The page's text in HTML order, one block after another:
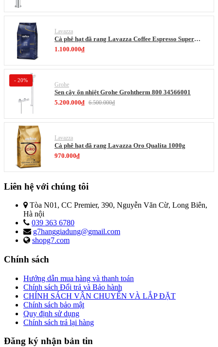
Lavazza
Cà phê hạt đã rang Lavazza Coffee Espresso Super
Crema 1000g Date 12-2027
1.100.000₫
- 20%
Grohe
Sen cây ổn nhiệt Grohe Grohtherm 800 34566001
5.200.000₫ 6.500.000₫
Lavazza
Cà phê hạt đã rang Lavazza Oro Qualita 1000g
970.000₫
Liên hệ với chúng tôi
Tòa N01, CC Premier, 390, Nguyễn Văn Cừ, Long Biên,
Hà nội
039 363 6780
g7hanggiadung@gmail.com
shopg7.com
Chính sách
Hướng dẫn mua hàng và thanh toán
Chính sách Đổi trả và Bảo hành
CHÍNH SÁCH VẬN CHUYỂN VÀ LẮP ĐẶT
Chính sách bảo mật
Quy định sử dụng
Chính sách trả lại hàng
Đăng ký nhận bản tin